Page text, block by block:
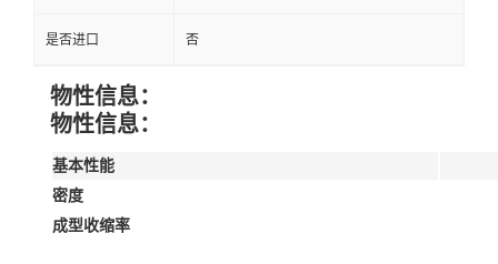
是否进口 否
物性信息：
物性信息：
基本性能
密度
成型收缩率